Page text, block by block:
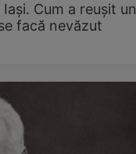
Cum a reușit un
facă nevăzut